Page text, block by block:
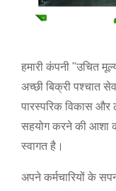
हमारी कंपनी "उचित
अच्छी बिक्री पश्चात
पारस्परिक विकास
सहयोग करने की आशा
स्वागत है।
अपने कर्मचारियों के